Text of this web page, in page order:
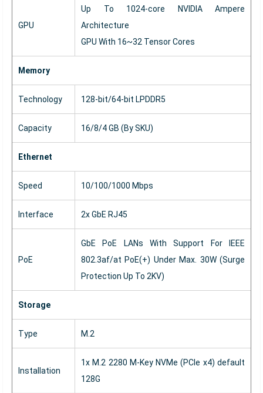
GPU
Up To 1024-core NVIDIA Ampere
Architecture
GPU With 16~32 Tensor Cores
Memory
Technology 128-bit/64-bit LPDDR5
Capacity 16/8/4 GB (By SKU)
Ethernet
Speed 10/100/1000 Mbps
Interface 2x GbE RJ45
PoE
GbE PoE LANs With Support For IEEE
802.3af/at PoE(+) Under Max. 30W (Surge
Protection Up To 2KV)
Storage
Type M.2
Installation
1x M.2 2280 M-Key NVMe (PCIe x4) default
128G